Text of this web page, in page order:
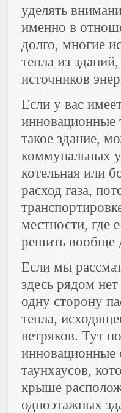
уделять
именно в
долго, многие
тепла из
источников
Если у вас
инновационные
такое здание,
коммунальных
котельная или
расход газа,
местности, где
решить вообще
Если мы
здесь рядом
одну сторону
тепла,
ветряков. Тут
инновационные
таунхаусов,
крыше
одноэтажных